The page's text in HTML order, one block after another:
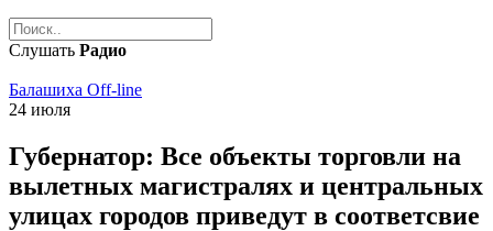
Слушать Радио
Балашиха Off-line
24 июля
Губернатор: Все объекты торговли на
вылетных магистралях и центральных
улицах городов приведут в соответсвие